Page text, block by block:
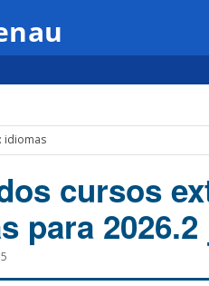
idiomas
cursos
para